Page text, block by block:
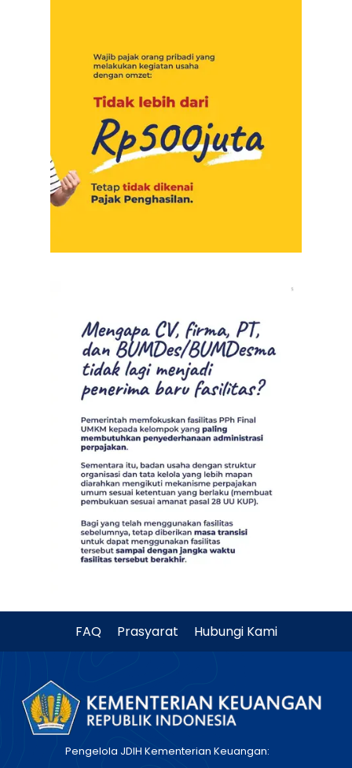
FAQ Prasyarat Hubungi Kami
Pengelola JDIH Kementerian Keuangan: